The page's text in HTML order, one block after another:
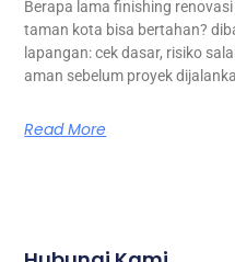
Berapa lama finishing
taman kota bisa bertahan?
lapangan: cek dasar, risiko
aman sebelum proyek
Read More